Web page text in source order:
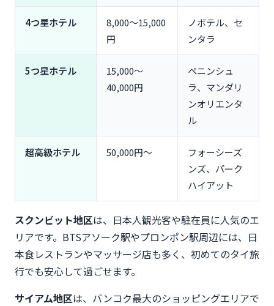
4つ星ホテル
8,000〜15,000
円
ノボテル、セ
ンタラ
5つ星ホテル
15,000〜
40,000円
ペニンシュ
ラ、マンダリ
ンオリエンタ
ル
超高級ホテル 50,000円〜
フォーシーズ
ンズ、パーク
ハイアット
スクンビット地区は、日本人観光客や駐在員に人気のエ
リアです。BTSアソーク駅やプロンポン駅周辺には、日
本食レストランやマッサージ店も多く、初めてのタイ旅
行でも安心して過ごせます。
サイアム地区は、バンコク最大のショッピングエリアで